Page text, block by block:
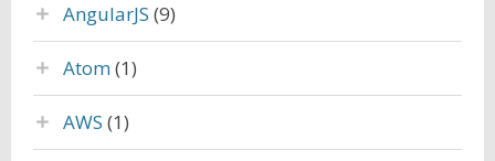
AngularJS (9)
Atom(1)
AWS (1)